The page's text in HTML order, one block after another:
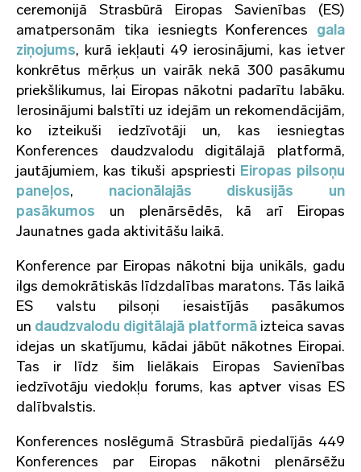
ceremonijā Strasbūrā Eiropas Savienības (ES)
amatpersonām tika iesniegts Konferences gala
ziņojums, kurā iekļauti 49 ierosinājumi, kas ietver
konkrētus mērķus un vairāk nekā 300 pasākumu
priekšlikumus, lai Eiropas nākotni padarītu labāku.
Ierosinājumi balstīti uz idejām un rekomendācijām,
ko izteikuši iedzīvotāji un, kas iesniegtas
Konferences daudzvalodu digitālajā platformā,
jautājumiem, kas tikuši apspriesti Eiropas pilsoņu
paneļos, nacionālajās diskusijās un
pasākumos un plenārsēdēs, kā arī Eiropas
Jaunatnes gada aktivitāšu laikā.
Konference par Eiropas nākotni bija unikāls, gadu
ilgs demokrātiskās līdzdalības maratons. Tās laikā
ES valstu pilsoņi iesaistījās pasākumos
un daudzvalodu digitālajā platformāizteica savas
idejas un skatījumu, kādai jābūt nākotnes Eiropai.
Tas ir līdz šim lielākais Eiropas Savienības
iedzīvotāju viedokļu forums, kas aptver visas ES
dalībvalstis.
Konferences noslēgumā Strasbūrā piedalījās 449
Konferences par Eiropas nākotni plenārsēžu